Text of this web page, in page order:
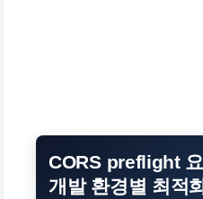
CORS preflight
개발 환경별 최적